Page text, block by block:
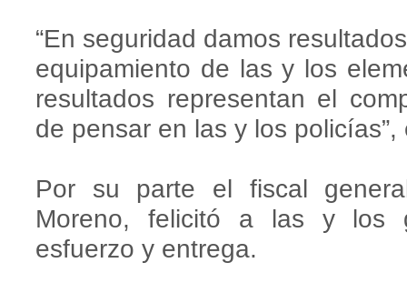
“En seguridad damos
equipamiento de las y los
resultados representan el
de pensar en las y los policías”,
Por su parte el fiscal
Moreno, felicitó a las y los
esfuerzo y entrega.